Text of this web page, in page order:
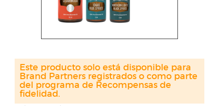
Este producto solo está disponible para
Brand Partners registrados o como parte
del programa de Recompensas de
fidelidad.